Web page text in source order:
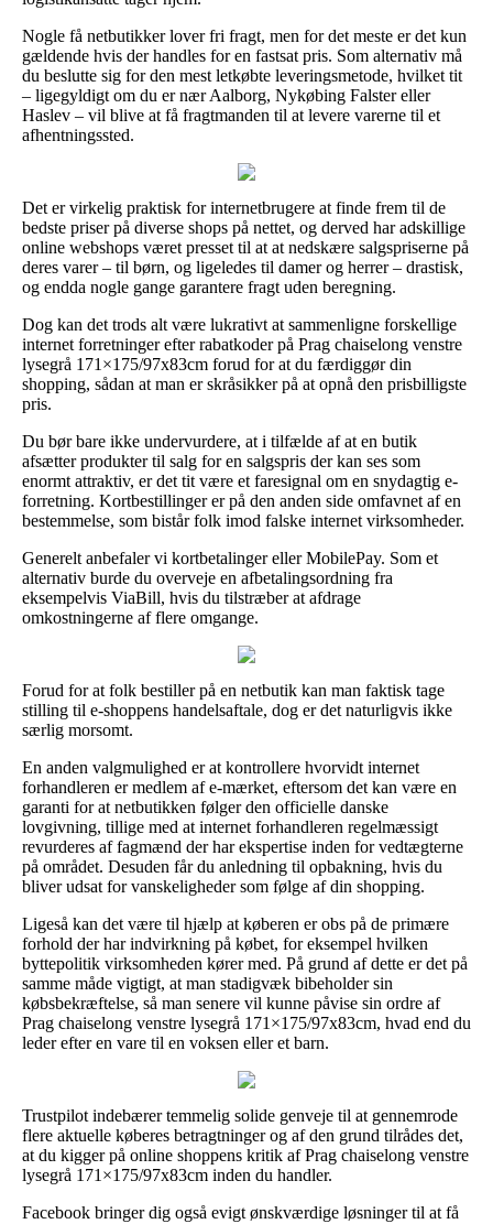
Nogle få netbutikker lover fri fragt, men for det meste er det kun
gældende hvis der handles for en fastsat pris. Som alternativ må
du beslutte sig for den mest letkøbte leveringsmetode, hvilket tit
– ligegyldigt om du er nær Aalborg, Nykøbing Falster eller
Haslev – vil blive at få fragtmanden til at levere varerne til et
afhentningssted.
Det er virkelig praktisk for internetbrugere at finde frem til de
bedste priser på diverse shops på nettet, og derved har adskillige
online webshops været presset til at at nedskære salgspriserne på
deres varer – til børn, og ligeledes til damer og herrer – drastisk,
og endda nogle gange garantere fragt uden beregning.
Dog kan det trods alt være lukrativt at sammenligne forskellige
internet forretninger efter rabatkoder på Prag chaiselong venstre
lysegrå 171×175/97x83cm forud for at du færdiggør din
shopping, sådan at man er skråsikker på at opnå den prisbilligste
pris.
Du bør bare ikke undervurdere, at i tilfælde af at en butik
afsætter produkter til salg for en salgspris der kan ses som
enormt attraktiv, er det tit være et faresignal om en snydagtig e-
forretning. Kortbestillinger er på den anden side omfavnet af en
bestemmelse, som bistår folk imod falske internet virksomheder.
Generelt anbefaler vi kortbetalinger eller MobilePay. Som et
alternativ burde du overveje en afbetalingsordning fra
eksempelvis ViaBill, hvis du tilstræber at afdrage
omkostningerne af flere omgange.
Forud for at folk bestiller på en netbutik kan man faktisk tage
stilling til e-shoppens handelsaftale, dog er det naturligvis ikke
særlig morsomt.
En anden valgmulighed er at kontrollere hvorvidt internet
forhandleren er medlem af e-mærket, eftersom det kan være en
garanti for at netbutikken følger den officielle danske
lovgivning, tillige med at internet forhandleren regelmæssigt
revurderes af fagmænd der har ekspertise inden for vedtægterne
på området. Desuden får du anledning til opbakning, hvis du
bliver udsat for vanskeligheder som følge af din shopping.
Ligeså kan det være til hjælp at køberen er obs på de primære
forhold der har indvirkning på købet, for eksempel hvilken
byttepolitik virksomheden kører med. På grund af dette er det på
samme måde vigtigt, at man stadigvæk bibeholder sin
købsbekræftelse, så man senere vil kunne påvise sin ordre af
Prag chaiselong venstre lysegrå 171×175/97x83cm, hvad end du
leder efter en vare til en voksen eller et barn.
Trustpilot indebærer temmelig solide genveje til at gennemrode
flere aktuelle køberes betragtninger og af den grund tilrådes det,
at du kigger på online shoppens kritik af Prag chaiselong venstre
lysegrå 171×175/97x83cm inden du handler.
Facebook bringer dig også evigt ønskværdige løsninger til at få